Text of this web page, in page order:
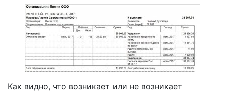
Как видно, что возникает или не возникает